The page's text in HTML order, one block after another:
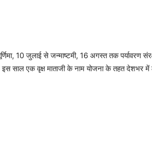
10 जुलाई से जन्माष्टमी, 16 अगस्त तक पर्यावरण
ने इस साल एक वृक्ष माताजी के नाम योजना के तहत देशभर